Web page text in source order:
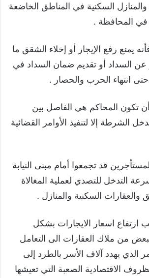
السكنية في المناطق الخاضعة
المحافظة .
يمنع رفع الإيجار أو إخلاء الشقق ما
عن السداد أو تقديم ضمان السداد في
انتهاء الحرب والحصار .
تكون المحاكم هي الفاصل بين
الشرطة إلا لتنفيذ الأوامر القضائية
قد تجمعوا أمام مبنى النيابة
التدخل للتصدي لعملية المغالاة
السكنية والمنازل .
ارتفاع اسعار الايجارات بشكل
من ملاك العقارات الى التعامل
الذي يهدد آلاف الأسر بالطرد إلى
الاقتصادية الصعبة التي تعيشها